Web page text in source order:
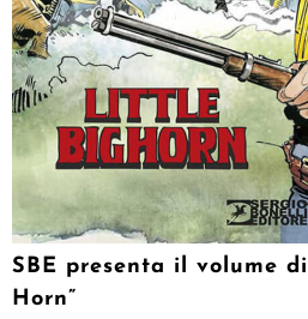
SBE presenta il volume
Horn”